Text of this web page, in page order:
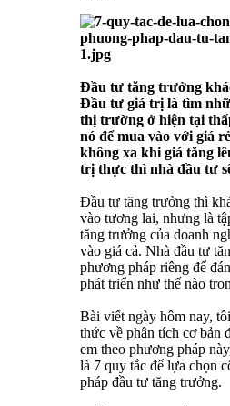
Đầu tư tăng trưởng
Đầu tư giá trị là tìm
thị trường ở hiện tại
nó để mua vào với giá
không xa khi giá tăng
trị thực thì nhà đầu tư
Đầu tư tăng trưởng thì
vào tương lai, nhưng là
tăng trưởng của doanh
vào giá cả. Nhà đầu tư
phương pháp riêng để
phát triển như thế nào
Bài viết ngày hôm nay,
thức về phân tích cơ bản
em theo phương pháp
là 7 quy tắc để lựa chọn
pháp đầu tư tăng trưởng.